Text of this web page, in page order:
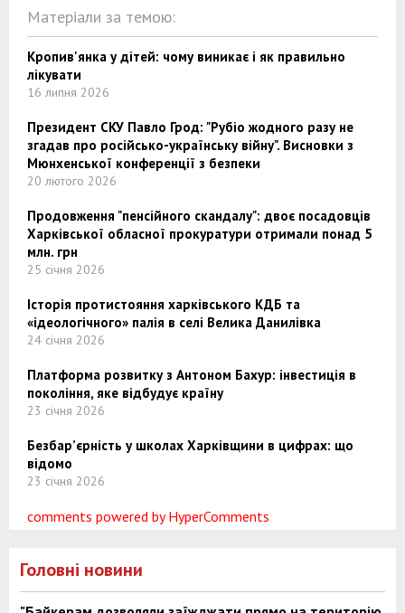
Матеріали за темою:
Кропив'янка у дітей: чому виникає і як правильно
лікувати
16 липня 2026
Президент СКУ Павло Грод: "Рубіо жодного разу не
згадав про російсько-українську війну". Висновки з
Мюнхенської конференції з безпеки
20 лютого 2026
Продовження "пенсійного скандалу": двоє посадовців
Харківської обласної прокуратури отримали понад 5
млн. грн
25 січня 2026
Історія протистояння харківського КДБ та
«ідеологічного» палія в селі Велика Данилівка
24 січня 2026
Платформа розвитку з Антоном Бахур: інвестиція в
покоління, яке відбудує країну
23 січня 2026
Безбар’єрність у школах Харківщини в цифрах: що
відомо
23 січня 2026
comments powered by HyperComments
Головні новини